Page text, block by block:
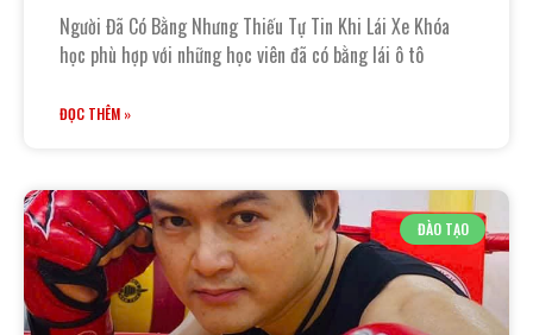
Người Đã Có Bằng Nhưng Thiếu Tự Tin Khi Lái Xe Khóa
học phù hợp với những học viên đã có bằng lái ô tô
ĐỌC THÊM »
ĐÀO TẠO